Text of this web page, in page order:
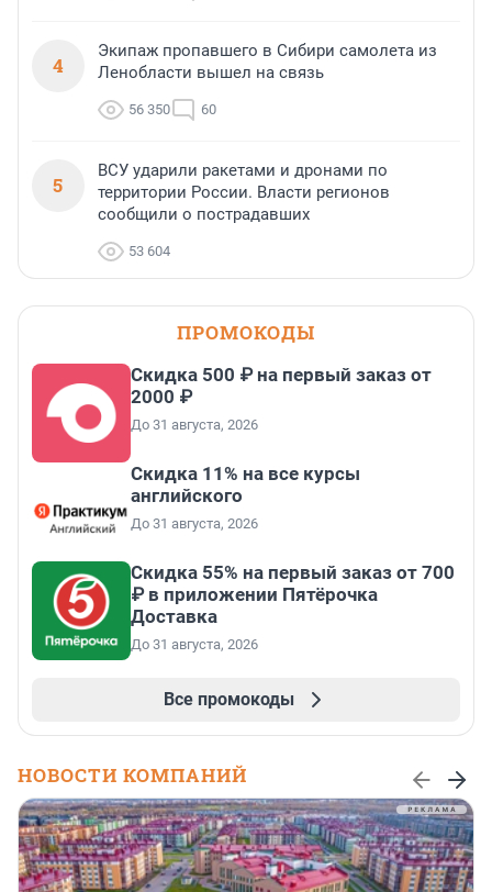
4
Экипаж пропавшего в Сибири самолета из
Ленобласти вышел на связь
56 350 60
5
ВСУ ударили ракетами и дронами по
территории России. Власти регионов
сообщили о пострадавших
53 604
ПРОМОКОДЫ
Скидка 500 ₽ на первый заказ от
2000 ₽
До 31 августа, 2026
Скидка 11% на все курсы
английского
До 31 августа, 2026
Скидка 55% на первый заказ от 700
₽ в приложении Пятёрочка
Доставка
До 31 августа, 2026
Все промокоды
НОВОСТИ КОМПАНИЙ